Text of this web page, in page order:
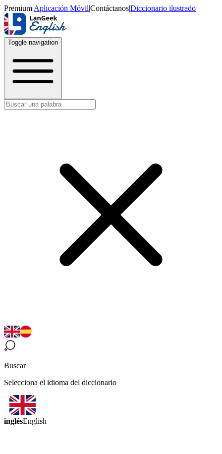
Premium|Aplicación Móvil|Contáctanos|Diccionario ilustrado
Toggle navigation
Buscar
Selecciona el idioma del diccionario
inglésEnglish